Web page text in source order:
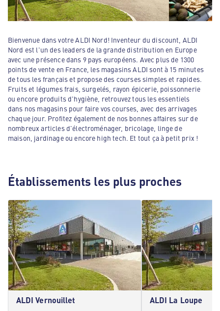
Bienvenue dans votre ALDI Nord! Inventeur du discount, ALDI
Nord est l'un des leaders de la grande distribution en Europe
avec une présence dans 9 pays européens. Avec plus de 1300
points de vente en France, les magasins ALDI sont à 15 minutes
de tous les français et propose des courses simples et rapides.
Fruits et légumes frais, surgelés, rayon épicerie, poissonnerie
ou encore produits d'hygiène, retrouvez tous les essentiels
dans nos magasins pour faire vos courses, avec des arrivages
chaque jour. Profitez également de nos bonnes affaires sur de
nombreux articles d'électroménager, bricolage, linge de
maison, jardinage ou encore high tech. Et tout ça à petit prix !
Établissements les plus proches
ALDI Vernouillet ALDI La Loupe